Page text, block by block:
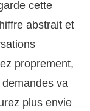
cette
abstrait et
proprement,
va
plus envie